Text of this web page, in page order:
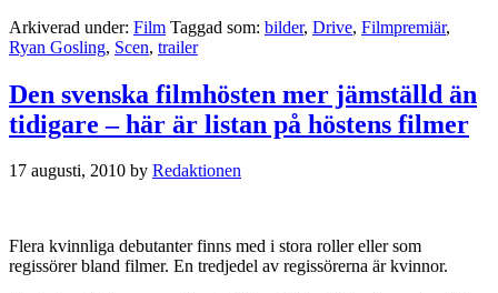
Arkiverad under: Film Taggad som: bilder, Drive, Filmpremiär,
Ryan Gosling, Scen, trailer
Den svenska filmhösten mer jämställd än
tidigare – här är listan på höstens filmer
17 augusti, 2010 by Redaktionen
Flera kvinnliga debutanter finns med i stora roller eller som
regissörer bland filmer. En tredjedel av regissörerna är kvinnor.